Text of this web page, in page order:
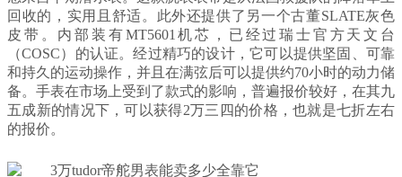
回收的，实用且舒适。此外还提供了另一个古董SLATE灰色
皮带。内部装有MT5601机芯，已经过瑞士官方天文台
（COSC）的认证。经过精巧的设计，它可以提供坚固、可靠
和持久的运动操作，并且在满弦后可以提供约70小时的动力储
备。手表在市场上受到了款式的影响，普遍报价较好，在其九
五成新的情况下，可以获得2万三四的价格，也就是七折左右
的报价。